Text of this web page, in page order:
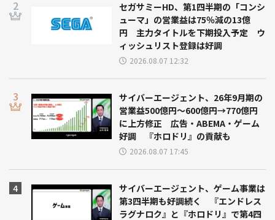
セガサミーHD、第1四半期の「コンシ
ューマ」の営業益は75％減の13億
円 主力タイトルを下期投入予定 ウ
ィッシュリスト登録は好調
2026.08.07 12:32
サイバーエージェント、26年9月期の
営業益500億円～600億円→770億円
に上方修正 広告・ABEMA・ゲーム
好調 『ホロドリ』の貢献も
2026.08.07 17:45
サイバーエージェント、ゲーム事業は
第3四半期も好調続く 『エンドレス
ラグナロク』と『ホロドリ』で第4四